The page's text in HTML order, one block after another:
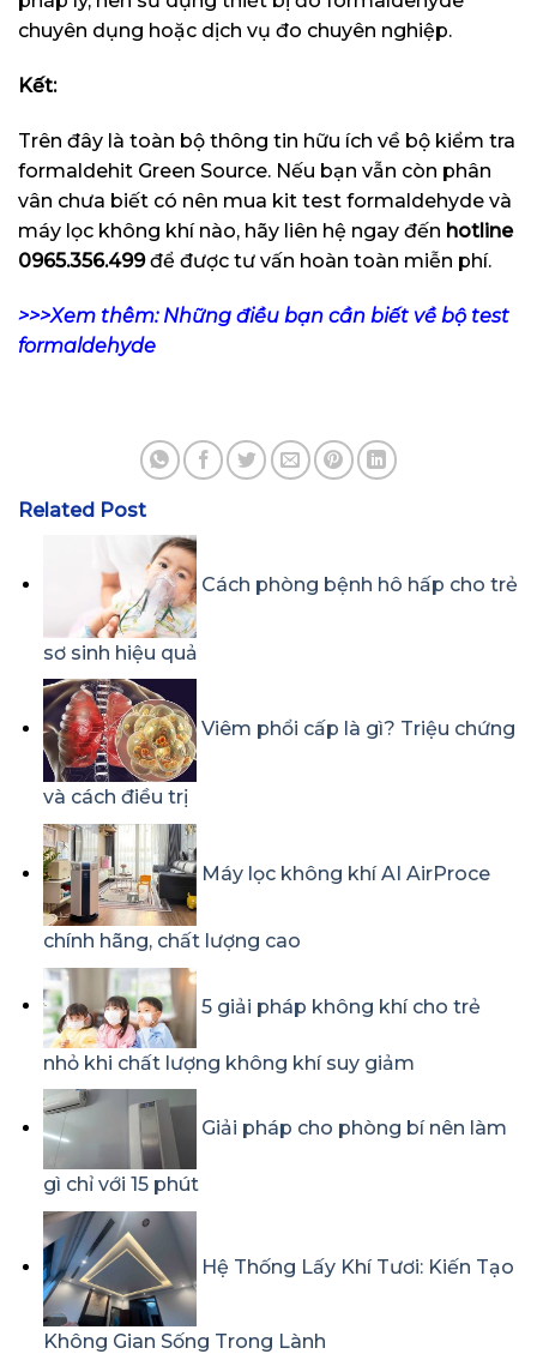
chuyên dụng hoặc dịch vụ đo chuyên nghiệp.
Kết:
Trên đây là toàn bộ thông tin hữu ích về bộ kiểm tra
formaldehit Green Source. Nếu bạn vẫn còn phân
vân chưa biết có nên mua kit test formaldehyde và
máy lọc không khí nào, hãy liên hệ ngay đến hotline
0965.356.499để được tư vấn hoàn toàn miễn phí.
>>>Xem thêm: Những điều bạn cần biết về bộ test
formaldehyde
Related Post
Cách phòng bệnh hô hấp cho trẻ
sơ sinh hiệu quả
Viêm phổi cấp là gì? Triệu chứng
và cách điều trị
Máy lọc không khí AI AirProce
chính hãng, chất lượng cao
5 giải pháp không khí cho trẻ
nhỏ khi chất lượng không khí suy giảm
Giải pháp cho phòng bí nên làm
gì chỉ với 15 phút
Hệ Thống Lấy Khí Tươi: Kiến Tạo
Không Gian Sống Trong Lành